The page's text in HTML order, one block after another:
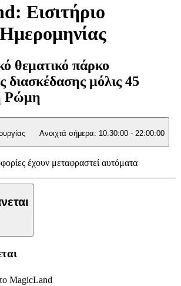
Εισιτήριο
θεματικό πάρκο
διασκέδασης μόλις 45
Ρώμη
Ανοιχτά σήμερα: 10:30:00 - 22:00:00
έχουν μεταφραστεί αυτόματα
MagicLand